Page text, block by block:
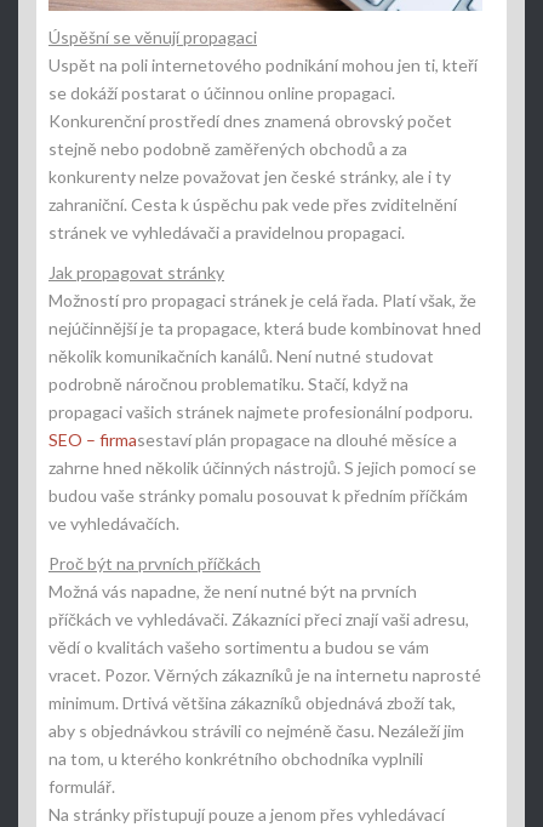
Úspěšní se věnují propagaci
Uspět na poli internetového podnikání mohou jen ti, kteří
se dokáží postarat o účinnou online propagaci.
Konkurenční prostředí dnes znamená obrovský počet
stejně nebo podobně zaměřených obchodů a za
konkurenty nelze považovat jen české stránky, ale i ty
zahraniční. Cesta k úspěchu pak vede přes zviditelnění
stránek ve vyhledávači a pravidelnou propagaci.
Jak propagovat stránky
Možností pro propagaci stránek je celá řada. Platí však, že
nejúčinnější je ta propagace, která bude kombinovat hned
několik komunikačních kanálů. Není nutné studovat
podrobně náročnou problematiku. Stačí, když na
propagaci vašich stránek najmete profesionální podporu.
SEO – firmasestaví plán propagace na dlouhé měsíce a
zahrne hned několik účinných nástrojů. S jejich pomocí se
budou vaše stránky pomalu posouvat k předním příčkám
ve vyhledávačích.
Proč být na prvních příčkách
Možná vás napadne, že není nutné být na prvních
příčkách ve vyhledávači. Zákazníci přeci znají vaši adresu,
vědí o kvalitách vašeho sortimentu a budou se vám
vracet. Pozor. Věrných zákazníků je na internetu naprosté
minimum. Drtivá většina zákazníků objednává zboží tak,
aby s objednávkou strávili co nejméně času. Nezáleží jim
na tom, u kterého konkrétního obchodníka vyplnili
formulář.
Na stránky přistupují pouze a jenom přes vyhledávací